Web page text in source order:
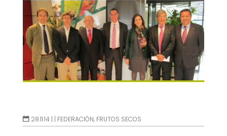
28.11.14 | | FEDERACIÓN, FRUTOS SECOS